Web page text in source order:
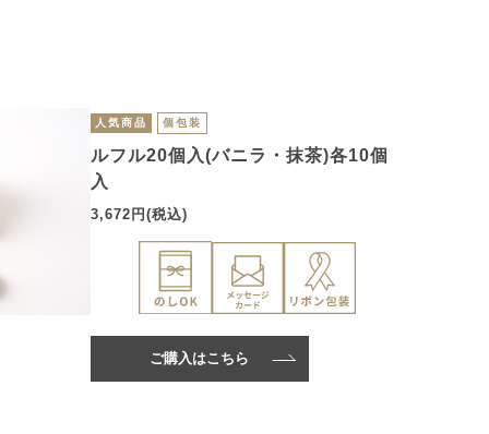
人気商品 個包装
ルフル20個入(バニラ・抹茶)各10個
入
3,672円(税込)
ご購入はこちら